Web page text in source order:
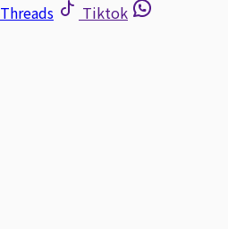
Threads
Tiktok